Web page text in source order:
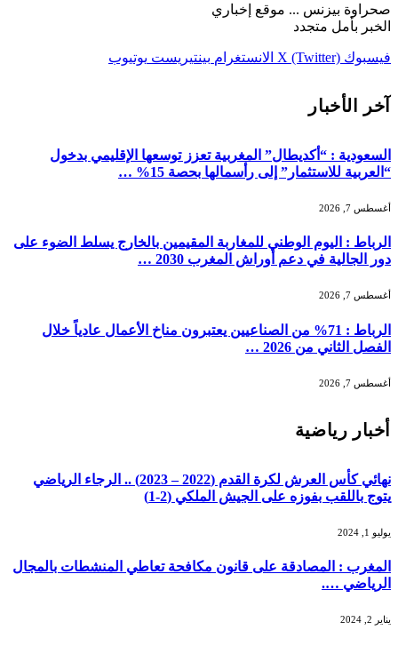
صحراوة بيزنس ... موقع إخباري
الخبر بأمل متجدد
فيسبوك X (Twitter) الانستغرام بينتيريست يوتيوب
آخر الأخبار
السعودية : “أكديطال” المغربية تعزز توسعها الإقليمي بدخول
“العربية للاستثمار” إلى رأسمالها بحصة 15% …
أغسطس 7, 2026
الرباط : اليوم الوطني للمغاربة المقيمين بالخارج يسلط الضوء على
دور الجالية في دعم أوراش المغرب 2030 …
أغسطس 7, 2026
الرباط : 71% من الصناعيين يعتبرون مناخ الأعمال عادياً خلال
الفصل الثاني من 2026 …
أغسطس 7, 2026
أخبار رياضية
نهائي كأس العرش لكرة القدم (2022 – 2023) .. الرجاء الرياضي
يتوج باللقب بفوزه على الجيش الملكي (2-1)
يوليو 1, 2024
المغرب : المصادقة على قانون مكافحة تعاطي المنشطات بالمجال
الرياضي ….
يناير 2, 2024